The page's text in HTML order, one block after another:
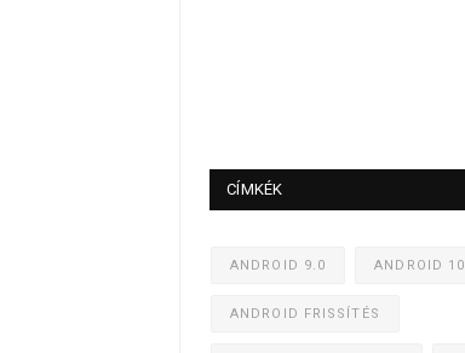
CÍMKÉK
ANDROID 9.0 ANDROID 10
ANDROID FRISSÍTÉS